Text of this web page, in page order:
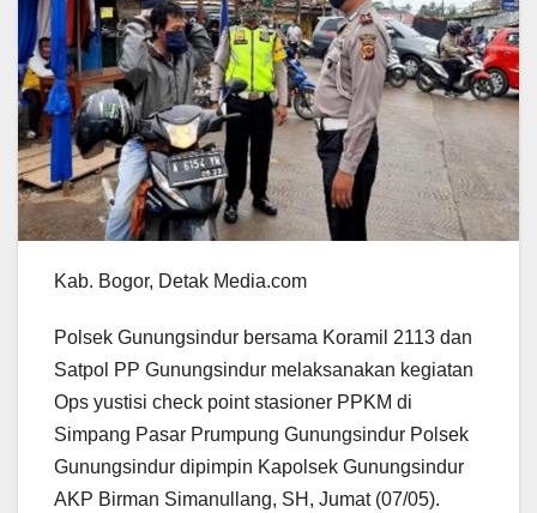
Kab. Bogor, Detak Media.com
Polsek Gunungsindur bersama Koramil 2113 dan
Satpol PP Gunungsindur melaksanakan kegiatan
Ops yustisi check point stasioner PPKM di
Simpang Pasar Prumpung Gunungsindur Polsek
Gunungsindur dipimpin Kapolsek Gunungsindur
AKP Birman Simanullang, SH, Jumat (07/05).